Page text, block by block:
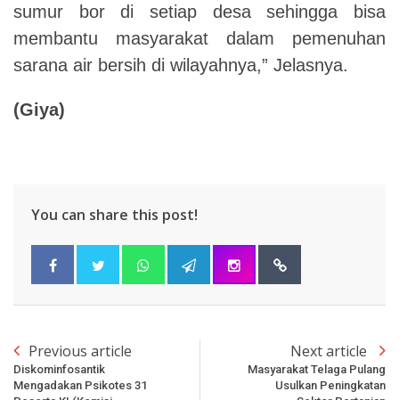
sumur bor di setiap desa sehingga bisa
membantu masyarakat dalam pemenuhan
sarana air bersih di wilayahnya,” Jelasnya.
(Giya)
You can share this post!
Previous article
Diskominfosantik
Mengadakan Psikotes 31
Next article
Masyarakat Telaga Pulang
Usulkan Peningkatan